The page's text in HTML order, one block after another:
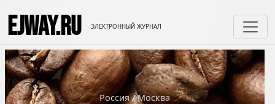
EJWAY.RU ЭЛЕКТРОННЫЙ ЖУРНАЛ
Россия/Москва